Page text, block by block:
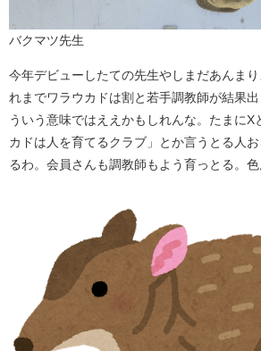
バクマツ先生
今年デビューしたての先生やしまだあんま
れまでワラウカドは割と若手調教師が結果
ういう意味ではええかもしれんな。たまにX
カドは人を育てるクラブ」とか言うとる人
るわ。会員さんも調教師もよう育っとる。色